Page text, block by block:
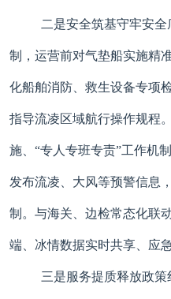
二是安全筑基守牢安
制，运营前对气垫船实施精
化船舶消防、救生设备专项
指导流凌区域航行操作规程
施、“专人专班专责”工作机
发布流凌、大风等预警信息
制。与海关、边检常态化联
端、冰情数据实时共享、应
三是服务提质释放政